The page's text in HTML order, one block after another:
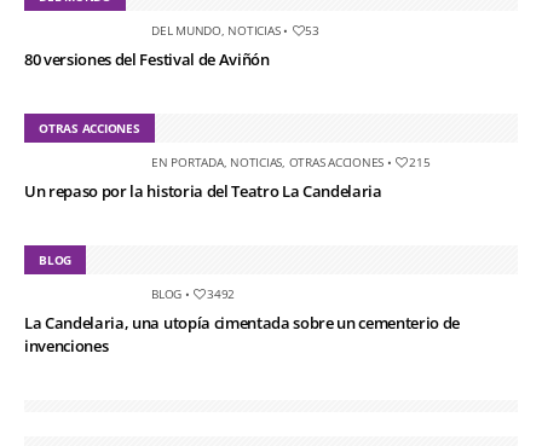
DEL MUNDO, NOTICIAS• 53
80 versiones del Festival de Aviñón
OTRAS ACCIONES
EN PORTADA, NOTICIAS OTRAS ACCIONES • 215
Un repaso por la historia del Teatro La Candelaria
BLOG
BLOG • 3492
La Candelaria, una utopía cimentada sobre un cementerio de
invenciones